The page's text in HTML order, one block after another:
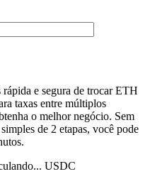
e segura de trocar ETH
taxas entre múltiplos
o melhor negócio. Sem
de 2 etapas, você pode
USDC